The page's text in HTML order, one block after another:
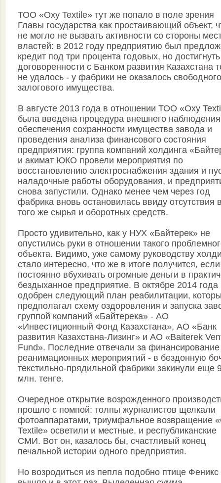
ТОО «Oxy Textile» тут же попало в поле зрения
Главы государства как простаивающий объект,
не могло не вызвать активности со стороны
властей: в 2012 году предприятию был
кредит под три процента годовых, но достигнуть
договоренности с Банком развития Казахстана
не удалось - у фабрики не оказалось свободного
залогового имущества.
В августе 2013 года в отношении ТОО «Oxy
была введена процедура внешнего
обеспечения сохранности имущества завода и
проведения анализа финансового состояния
предприятия: группа компаний холдинга
и акимат ЮКО провели мероприятия по
восстановлению электроснабжения здания и
наладочные работы оборудования, и
снова запустили. Однако менее чем через год
фабрика вновь остановилась ввиду отсутствия
того же сырья и оборотных средств.
Просто удивительно, как у НУХ «Байтерек» не
опустились руки в отношении такого
объекта. Видимо, уже самому руководству
стало интересно, что же в итоге получится, если
постоянно вбухивать огромные деньги в
бездыханное предприятие. В октябре 2014
одобрен следующий план реабилитации,
предполагал схему оздоровления и запуска
группой компаний «Байтерека» - АО
«Инвестиционный Фонд Казахстана», АО «Банк
развития Казахстана-Лизинг» и АО «Baiterek
Fund». Последние отвечали за финансирование
реанимационных мероприятий - в бездонную
текстильно-прядильной фабрики закинули еще
млн. тенге.
Очередное открытие возрожденного
прошло с помпой: толпы журналистов щелкали
фотоаппаратами, триумфальное возвращение
Textile» осветили и местные, и республиканские
СМИ. Вот он, казалось бы, счастливый конец
печальной истории одного предприятия.
Но возродиться из пепла подобно птице Феникс